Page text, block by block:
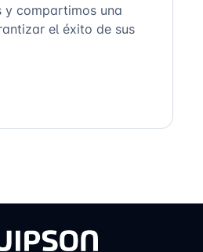
y compartimos una
el éxito de sus